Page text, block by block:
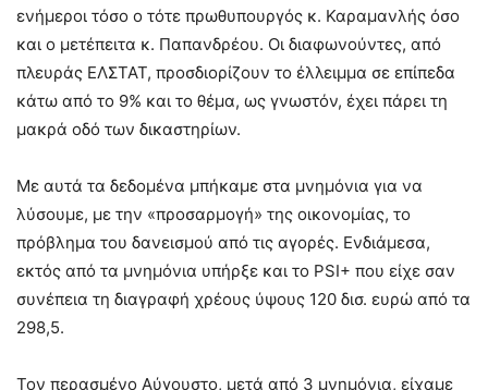
ενήμεροι τόσο ο τότε πρωθυπουργός κ. Καραμανλής όσο
και ο μετέπειτα κ. Παπανδρέου. Οι διαφωνούντες, από
πλευράς ΕΛΣΤΑΤ, προσδιορίζουν το έλλειμμα σε επίπεδα
κάτω από το 9% και το θέμα, ως γνωστόν, έχει πάρει τη
μακρά οδό των δικαστηρίων.
Με αυτά τα δεδομένα μπήκαμε στα μνημόνια για να
λύσουμε, με την «προσαρμογή» της οικονομίας, το
πρόβλημα του δανεισμού από τις αγορές. Ενδιάμεσα,
εκτός από τα μνημόνια υπήρξε και το PSI+ που είχε σαν
συνέπεια τη διαγραφή χρέους ύψους 120 δισ. ευρώ από τα
298,5.
Τον περασμένο Αύγουστο, μετά από 3 μνημόνια, είχαμε